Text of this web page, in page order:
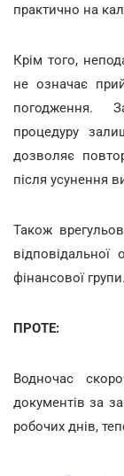
практично на
Крім того,
не означає
погодження.
процедуру
дозволяє
після усунення
Також
відповідальної
фінансової групи.
ПРОТЕ:
Водночас
документів за
робочих днів,